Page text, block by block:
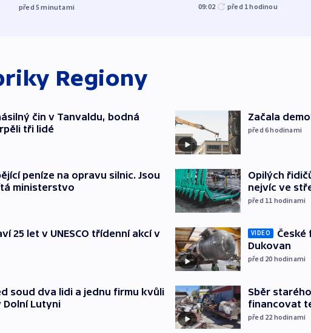
před 5minutami 09:02 před 1hodinou
Regiony
čin v Tanvaldu, bodná
tři lidé
peníze na opravu silnic. Jsou
ministerstvo
25 let v UNESCO třídenní akcí v
soud dva lidi a jednu firmu kvůli
Lutyni
Začala
před 6hodinami
Opilých
nejvíc ve
před 11 hodinami
VIDEO
Dukovan
před 20 hodinami
Sběr
financovat
před 22 hodinami